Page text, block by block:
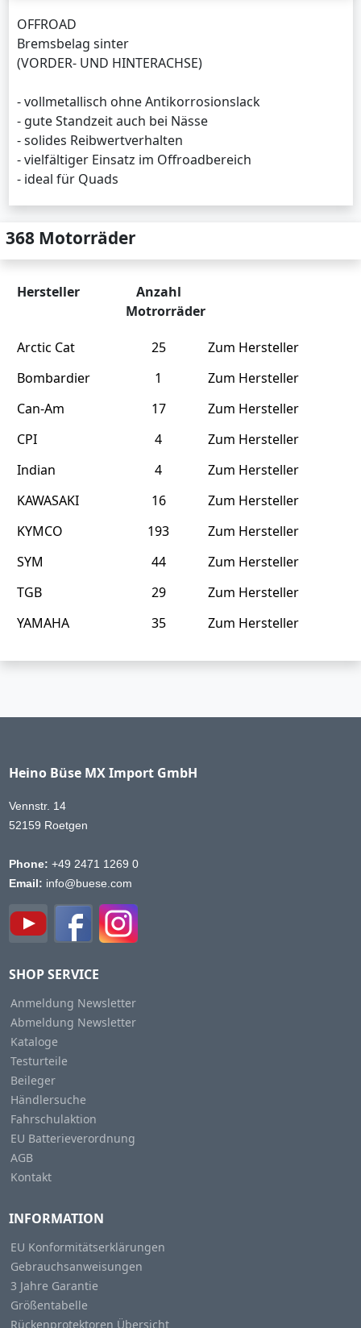
OFFROAD
Bremsbelag sinter
(VORDER- UND HINTERACHSE)
- vollmetallisch ohne Antikorrosionslack
- gute Standzeit auch bei Nässe
- solides Reibwertverhalten
- vielfältiger Einsatz im Offroadbereich
- ideal für Quads
368 Motorräder
Hersteller
Anzahl
Motrorräder
Arctic Cat 25
Zum Hersteller
Bombardier
1
Zum Hersteller
Can-Am
17
Zum Hersteller
CPI
4
Zum Hersteller
Indian
4
Zum Hersteller
KAWASAKI
16
Zum Hersteller
KYMCO
193
Zum Hersteller
SYM
44
Zum Hersteller
TGB
29
Zum Hersteller
YAMAHA
35 Zum Hersteller
Heino Büse MX Import GmbH
Vennstr. 14
52159 Roetgen
Phone: +49 2471 1269 0
Email: info@buese.com
SHOP SERVICE
Anmeldung Newsletter
Abmeldung Newsletter
Kataloge
Testurteile
Beileger
Händlersuche
Fahrschulaktion
EU Batterieverordnung
AGB
Kontakt
INFORMATION
EU Konformitätserklärungen
Gebrauchsanweisungen
3 Jahre Garantie
Größentabelle
Rückenprotektoren Übersicht